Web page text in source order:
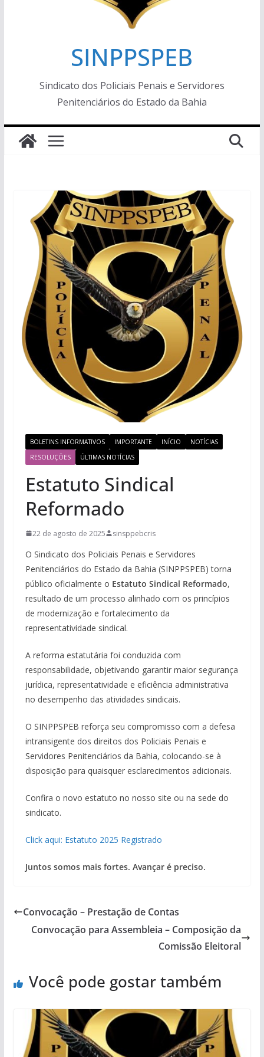
SINPPSPEB
Sindicato dos Policiais Penais e Servidores
Penitenciários do Estado da Bahia
BOLETINS INFORMATIVOS IMPORTANTE INÍCIO
NOTÍCIAS
RESOLUÇÕES
ÚLTIMAS NOTÍCIAS
Estatuto Sindical
Reformado
22 de agosto de 2025 sinsppebcris
O Sindicato dos Policiais Penais e Servidores
Penitenciários do Estado da Bahia (SINPPSPEB) torna
público oficialmente o Estatuto Sindical Reformado,
resultado de um processo alinhado com os princípios
de modernização e fortalecimento da
representatividade sindical.
A reforma estatutária foi conduzida com
responsabilidade, objetivando garantir maior segurança
jurídica, representatividade e eficiência administrativa
no desempenho das atividades sindicais.
O SINPPSPEB reforça seu compromisso com a defesa
intransigente dos direitos dos Policiais Penais e
Servidores Penitenciários da Bahia, colocando-se à
disposição para quaisquer esclarecimentos adicionais.
Confira o novo estatuto no nosso site ou na sede do
sindicato.
Click aqui: Estatuto 2025 Registrado
Juntos somos mais fortes. Avançar é preciso.
Convocação – Prestação de Contas
Convocação para Assembleia – Composição da
Comissão Eleitoral
Você pode gostar também